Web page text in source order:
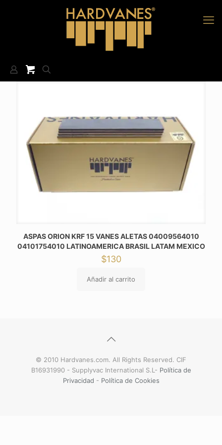
ASPAS ORION KRF 15 VANES ALETAS 04009564010
04101754010 LATINOAMERICA BRASIL LATAM MEXICO
$130
Añadir al carrito
© 2010 Hardvanes.com. All Rights Reserved. CIF
B16931990 - Supplyvac International S.L- Política de
Privacidad - Política de Cookies